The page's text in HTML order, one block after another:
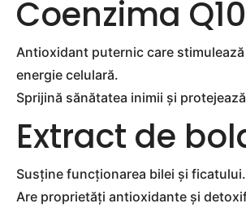
Coenzima Q10
Antioxidant puternic care
energie celulară.
Sprijină sănătatea inimii și
Extract de
Susține funcționarea bilei și ficatului.
Are proprietăți antioxidante și